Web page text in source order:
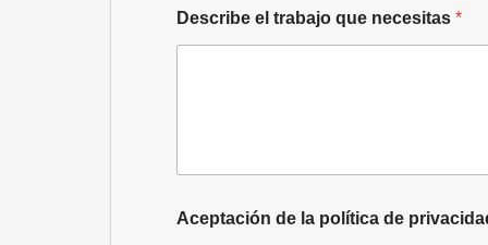
Describe el trabajo que necesitas *
lAceptación de la política de